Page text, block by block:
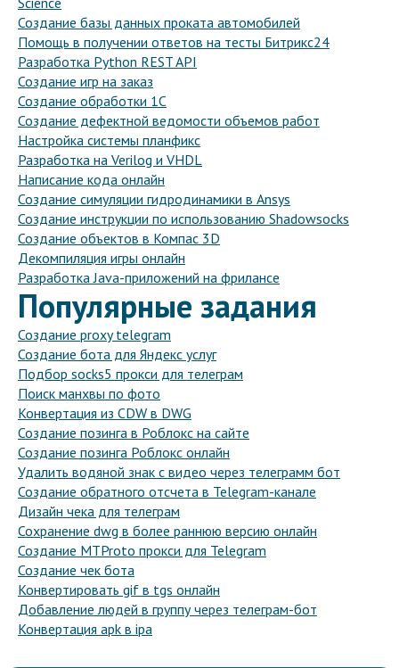
Создание базы данных проката автомобилей
Помощь в получении ответов на тесты Битрикс24
Разработка Python REST API
Создание игр на заказ
Создание обработки 1С
Создание дефектной ведомости объемов работ
Настройка системы планфикс
Разработка на Verilog и VHDL
Написание кода онлайн
Создание симуляции гидродинамики в Ansys
Создание инструкции по использованию Shadowsocks
Создание объектов в Компас 3D
Декомпиляция игры онлайн
Разработка Java-приложений на фрилансе
Популярные задания
Создание proxy telegram
Создание бота для Яндекс услуг
Подбор socks5 прокси для телеграм
Поиск манхвы по фото
Конвертация из CDW в DWG
Создание позинга в Роблокс на сайте
Создание позинга Роблокс онлайн
Удалить водяной знак с видео через телеграмм бот
Создание обратного отсчета в Telegram-канале
Дизайн чека для телеграм
Сохранение dwg в более раннюю версию онлайн
Создание MTProto прокси для Telegram
Создание чек бота
Конвертировать gif в tgs онлайн
Добавление людей в группу через телеграм-бот
Конвертация apk в ipa